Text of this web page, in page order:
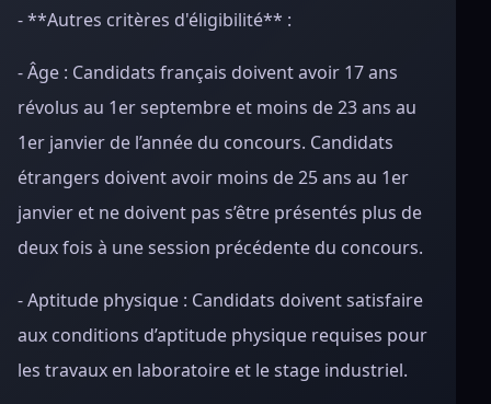
- **Autres critères d'éligibilité** :
- Âge : Candidats français doivent avoir 17 ans
révolus au 1er septembre et moins de 23 ans au
1er janvier de l’année du concours. Candidats
étrangers doivent avoir moins de 25 ans au 1er
janvier et ne doivent pas s’être présentés plus de
deux fois à une session précédente du concours.
- Aptitude physique : Candidats doivent satisfaire
aux conditions d’aptitude physique requises pour
les travaux en laboratoire et le stage industriel.